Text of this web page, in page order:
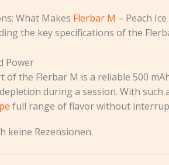
What Makes Flerbar M – Peach
the key specifications of the
Power
of the Flerbar M is a reliable 500
during a session. With such
full range of flavor without
keine Rezensionen.